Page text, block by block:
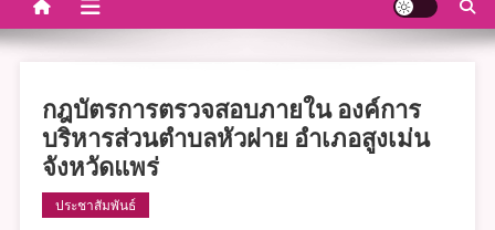
กฎบัตรการตรวจสอบภายใน องค์การ
บริหารส่วนตำบลหัวฝาย อำเภอสูงเม่น
จังหวัดแพร่
ประชาสัมพันธ์